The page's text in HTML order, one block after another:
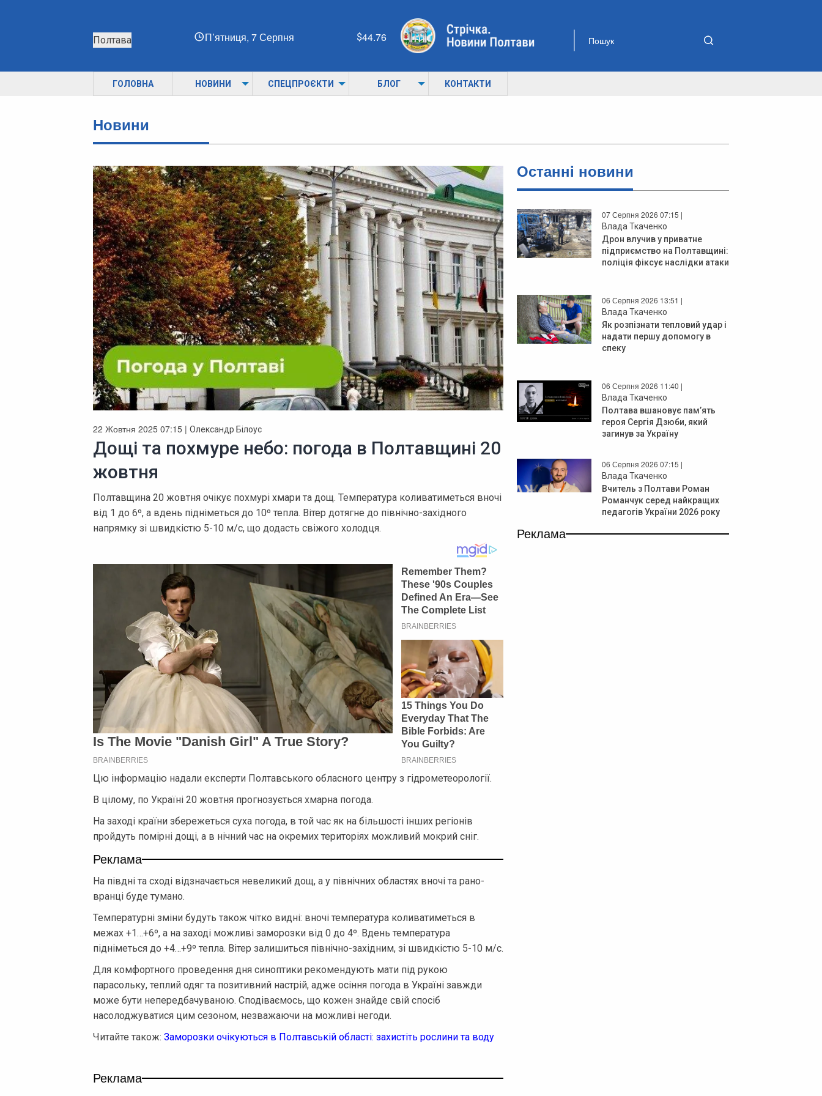
Полтава П’ятниця, 7 Серпня 44.76
ГОЛОВНА НОВИНИ СПЕЦПРОЄКТИ БЛОГ КОНТАКТИ
Новини
22 Жовтня 2025 07:15 | Олександр Білоус
Дощі та похмуре небо: погода в Полтавщині 20
жовтня
Полтавщина 20 жовтня очікує похмурі хмари та дощ. Температура коливатиметься вночі
від 1 до 6º, а вдень підніметься до 10º тепла. Вітер дотягне до північно-західного
напрямку зі швидкістю 5-10 м/с, що додасть свіжого холодця.
Цю інформацію надали експерти Полтавського обласного центру з гідрометеорології.
В цілому, по Україні 20 жовтня прогнозується хмарна погода.
На заході країни збережеться суха погода, в той час як на більшості інших регіонів
пройдуть помірні дощі, а в нічний час на окремих територіях можливий мокрий сніг.
Реклама
На півдні та сході відзначається невеликий дощ, а у північних областях вночі та рано-
вранці буде тумано.
Температурні зміни будуть також чітко видні: вночі температура коливатиметься в
межах +1…+6º, а на заході можливі заморозки від 0 до 4º. Вдень температура
підніметься до +4…+9º тепла. Вітер залишиться північно-західним, зі швидкістю 5-10 м/с.
Для комфортного проведення дня синоптики рекомендують мати під рукою
парасольку, теплий одяг та позитивний настрій, адже осіння погода в Україні завжди
може бути непередбачуваною. Сподіваємось, що кожен знайде свій спосіб
насолоджуватися цим сезоном, незважаючи на можливі негоди.
Читайте також: Заморозки очікуються в Полтавській області: захистіть рослини та воду
Реклама
Останнi новини
07 Серпня 2026 07:15 |
Влада Ткаченко
Дрон влучив у приватне
підприємство на Полтавщині:
поліція фіксує наслідки атаки
06 Серпня 2026 13:51 |
Влада Ткаченко
Як розпізнати тепловий удар і
надати першу допомогу в
спеку
06 Серпня 2026 11:40 |
Влада Ткаченко
Полтава вшановує пам’ять
героя Сергія Дзюби, який
загинув за Україну
06 Серпня 2026 07:15 |
Влада Ткаченко
Вчитель з Полтави Роман
Романчук серед найкращих
педагогів України 2026 року
Реклама